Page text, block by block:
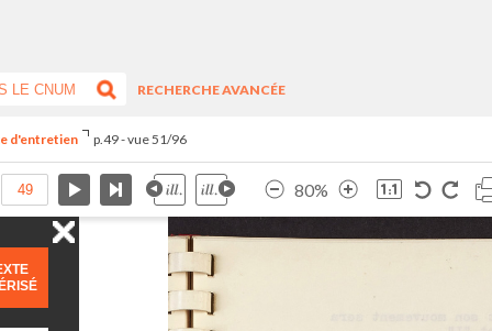
RECHERCHE AVANCÉE
d'entretien p.49 - vue 51/96
80%